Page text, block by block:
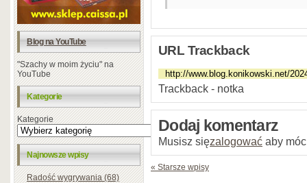
Blog na YouTube
"Szachy w moim życiu" na
YouTube
Kategorie
Kategorie
Najnowsze wpisy
Radość wygrywania (68)
URL Trackback
Trackback - notka
Dodaj komentarz
Musisz sięzalogować aby
« Starsze wpisy